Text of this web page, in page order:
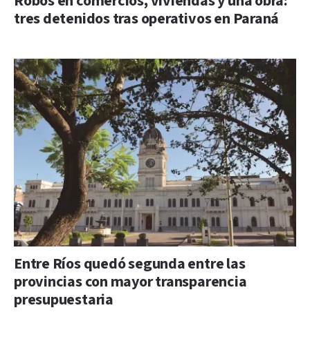
tres detenidos tras operativos en Paraná
Entre Ríos quedó segunda entre las
provincias con mayor transparencia
presupuestaria